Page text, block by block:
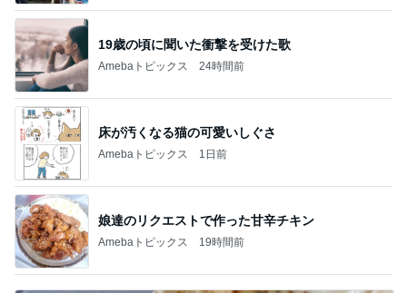
19歳の頃に聞いた衝撃を受けた歌
Amebaトピックス 24時間前
床が汚くなる猫の可愛いしぐさ
Amebaトピックス 1日前
娘達のリクエストで作った甘辛チキン
Amebaトピックス 19時間前